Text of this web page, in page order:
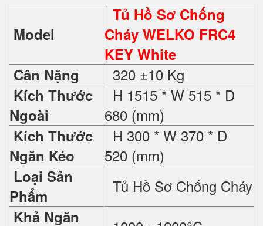
Model
Tủ Hồ Sơ Chống
Cháy WELKO FRC4
KEY White
Cân Nặng
320 ±10 Kg
Kích Thước
Ngoài
H 1515 * W 515 * D
680 (mm)
Kích Thước
Ngăn Kéo
H 300 * W 370 * D
520 (mm)
Loại Sản
Phẩm
Tủ Hồ Sơ Chống Cháy
Khả Ngăn